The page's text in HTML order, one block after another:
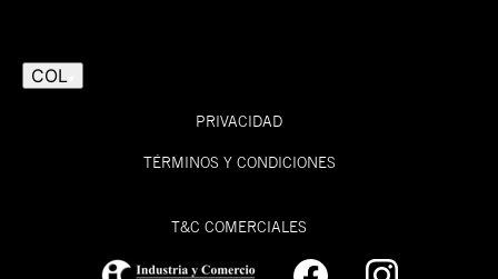
COL
PRIVACIDAD
TÉRMINOS Y CONDICIONES
T&C COMERCIALES